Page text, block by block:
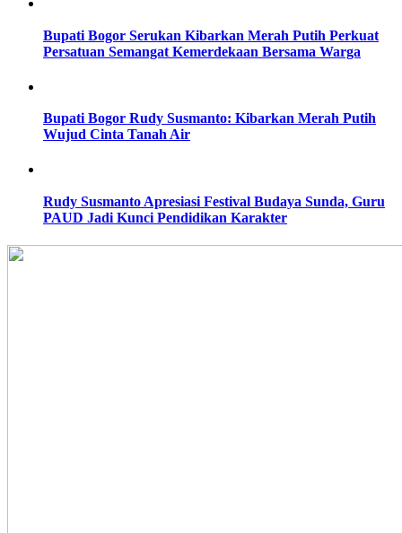
Bupati Bogor Serukan Kibarkan Merah Putih Perkuat
Persatuan Semangat Kemerdekaan Bersama Warga
Bupati Bogor Rudy Susmanto: Kibarkan Merah Putih
Wujud Cinta Tanah Air
Rudy Susmanto Apresiasi Festival Budaya Sunda, Guru
PAUD Jadi Kunci Pendidikan Karakter